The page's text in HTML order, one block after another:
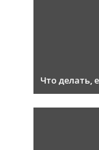
Что делать,